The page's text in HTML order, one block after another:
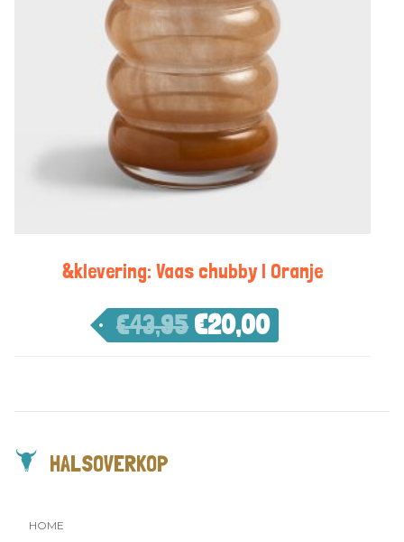
&klevering: Vaas chubby | Oranje
€43,95 €20,00
HALSOVERKOP
HOME